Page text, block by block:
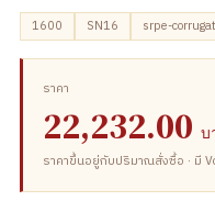
1600 SN16 srpe-
ราคา
22,232.00 บ
ราคาขึ้นอยู่กับปริมาณสั่งซื้อ · มี